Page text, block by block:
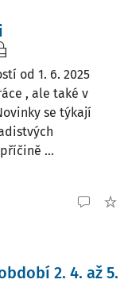
od 1. 6. 2025
, ale také v
se týkají
...
2. 4. až 5.